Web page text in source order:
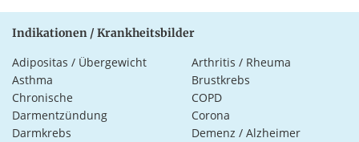
Indikationen / Krankheitsbilder
Adipositas / Übergewicht
Arthritis / Rheuma
Asthma
Brustkrebs
Chronische
Darmentzündung
COPD
Corona
Darmkrebs
Demenz / Alzheimer